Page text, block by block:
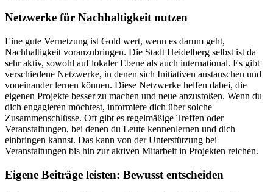
Netzwerke für Nachhaltigkeit nutzen
Eine gute Vernetzung ist Gold wert, wenn es darum geht,
Nachhaltigkeit voranzubringen. Die Stadt Heidelberg selbst ist da
sehr aktiv, sowohl auf lokaler Ebene als auch international. Es gibt
verschiedene Netzwerke, in denen sich Initiativen austauschen und
voneinander lernen können. Diese Netzwerke helfen dabei, die
eigenen Projekte besser zu machen und neue anzustoßen. Wenn du
dich engagieren möchtest, informiere dich über solche
Zusammenschlüsse. Oft gibt es regelmäßige Treffen oder
Veranstaltungen, bei denen du Leute kennenlernen und dich
einbringen kannst. Das kann von der Unterstützung bei
Veranstaltungen bis hin zur aktiven Mitarbeit in Projekten reichen.
Eigene Beiträge leisten: Bewusst entscheiden